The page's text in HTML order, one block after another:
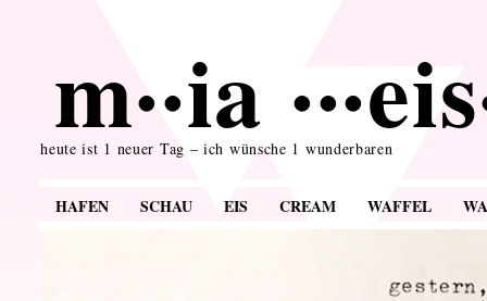
m··ia
heute ist 1 neuer Tag – ich wünsche 1 wunderbaren
HAFEN SCHAU EIS CREAM WAFFEL